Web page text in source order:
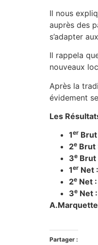
Il nous
auprès des
s’adapter
Il rappela
nouveaux
Après la
évidement
Les
1er Brut
2e Brut
3e Brut
1er Net
2e Net
3e Net
A.Marquette
Partager :